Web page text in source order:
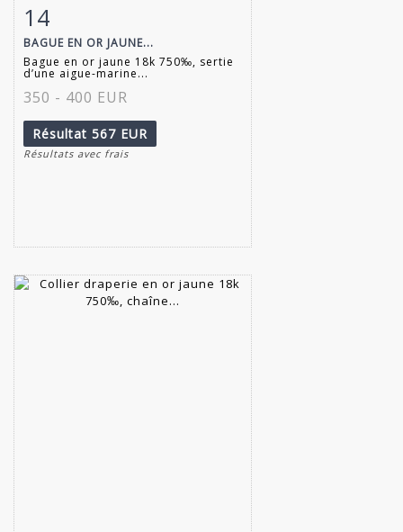
Fiche détaillée
14
BAGUE EN OR JAUNE...
Bague en or jaune 18k 750‰, sertie
d’une aigue-marine...
350 - 400 EUR
Résultat 567 EUR
Résultats avec frais